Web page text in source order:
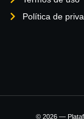
Política de
© 2026 —